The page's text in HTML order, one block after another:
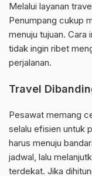
Melalui layanan
Penumpang cukup
menuju tujuan. Cara
tidak ingin ribet
perjalanan.
Travel
Pesawat memang
selalu efisien untuk
harus menuju
jadwal, lalu
terdekat. Jika